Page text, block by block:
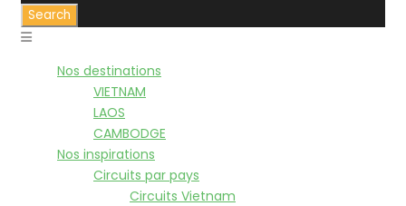
Nos destinations
VIETNAM
LAOS
CAMBODGE
Nos inspirations
Circuits par pays
Circuits Vietnam